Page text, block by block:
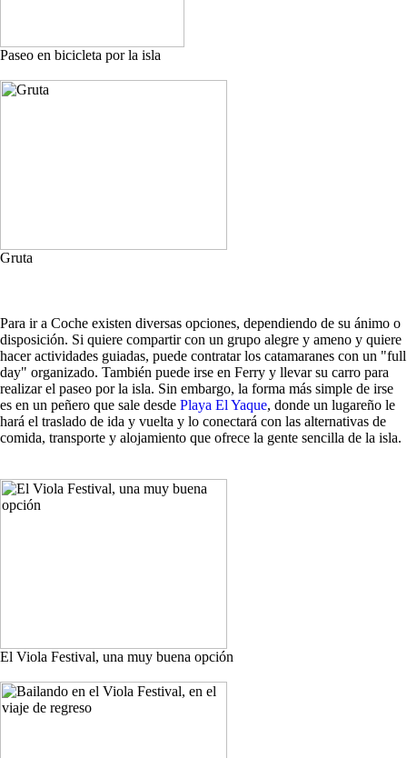
Paseo en bicicleta por la isla
Gruta
Para ir a Coche existen diversas opciones, dependiendo de su ánimo o
disposición. Si quiere compartir con un grupo alegre y ameno y quiere
hacer actividades guiadas, puede contratar los catamaranes con un "full
day" organizado. También puede irse en Ferry y llevar su carro para
realizar el paseo por la isla. Sin embargo, la forma más simple de irse
es en un peñero que sale desde Playa El Yaque, donde un lugareño le
hará el traslado de ida y vuelta y lo conectará con las alternativas de
comida, transporte y alojamiento que ofrece la gente sencilla de la isla.
El Viola Festival, una muy buena opción